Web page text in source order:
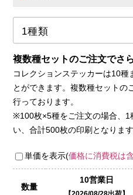
複数種セットのご注文でさ
コレクションステッカーは10種
とができます。複数種セットの
行っております。
※100枚×5種をご注文の場合、1
い、合計500枚の印刷となります
単価を表示(価格に消費税は
数量
10営業日